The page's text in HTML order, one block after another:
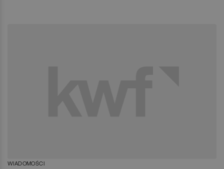
WIADOMOŚCI